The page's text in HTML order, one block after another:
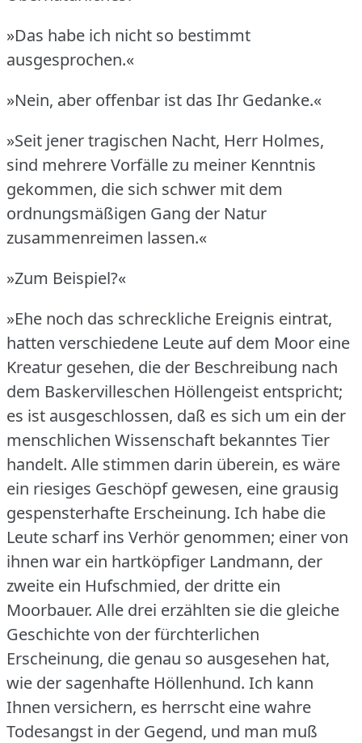
»Das habe ich nicht so bestimmt
ausgesprochen.«
»Nein, aber offenbar ist das Ihr Gedanke.«
»Seit jener tragischen Nacht, Herr Holmes,
sind mehrere Vorfälle zu meiner Kenntnis
gekommen, die sich schwer mit dem
ordnungsmäßigen Gang der Natur
zusammenreimen lassen.«
»Zum Beispiel?«
»Ehe noch das schreckliche Ereignis eintrat,
hatten verschiedene Leute auf dem Moor eine
Kreatur gesehen, die der Beschreibung nach
dem Baskervilleschen Höllengeist entspricht;
es ist ausgeschlossen, daß es sich um ein der
menschlichen Wissenschaft bekanntes Tier
handelt. Alle stimmen darin überein, es wäre
ein riesiges Geschöpf gewesen, eine grausig
gespensterhafte Erscheinung. Ich habe die
Leute scharf ins Verhör genommen; einer von
ihnen war ein hartköpfiger Landmann, der
zweite ein Hufschmied, der dritte ein
Moorbauer. Alle drei erzählten sie die gleiche
Geschichte von der fürchterlichen
Erscheinung, die genau so ausgesehen hat,
wie der sagenhafte Höllenhund. Ich kann
Ihnen versichern, es herrscht eine wahre
Todesangst in der Gegend, und man muß